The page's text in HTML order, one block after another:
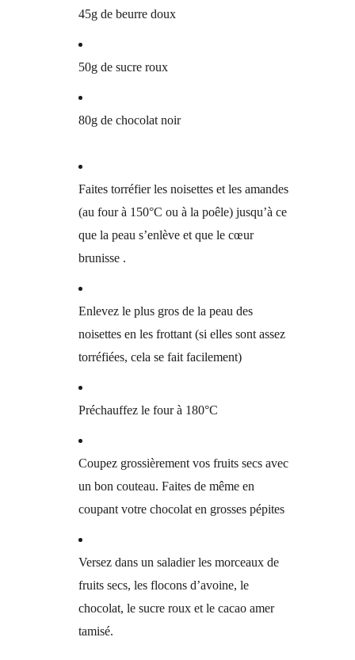
45g de beurre doux
50g de sucre roux
80g de chocolat noir
Faites torréfier les noisettes et les amandes
(au four à 150°C ou à la poêle) jusqu’à ce
que la peau s’enlève et que le cœur
brunisse .
Enlevez le plus gros de la peau des
noisettes en les frottant (si elles sont assez
torréfiées, cela se fait facilement)
Préchauffez le four à 180°C
Coupez grossièrement vos fruits secs avec
un bon couteau. Faites de même en
coupant votre chocolat en grosses pépites
Versez dans un saladier les morceaux de
fruits secs, les flocons d’avoine, le
chocolat, le sucre roux et le cacao amer
tamisé.